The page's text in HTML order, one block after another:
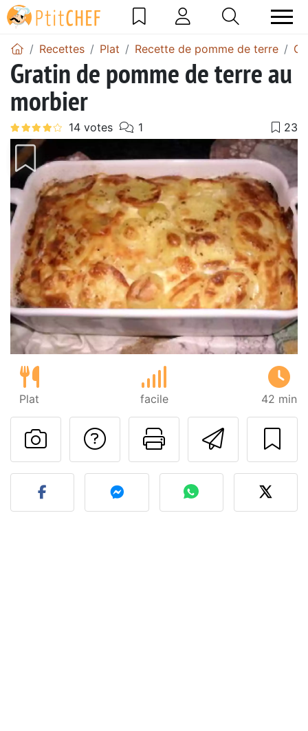
Recettes Plat Recette de pomme de terre
Gratin de pomme de terre au
morbier
Plat facile 42 min
Imprimer
Poser une
Publier votre photo de